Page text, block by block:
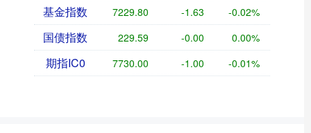
基金指数 7229.80 -1.63 -0.02%
国债指数 229.59 -0.00 0.00%
期指IC0 7730.00 -1.00 -0.01%